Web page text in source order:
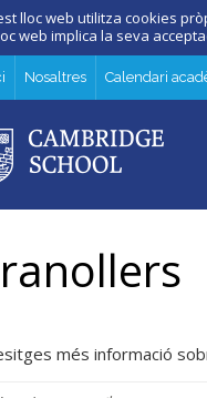
lloc web utilitza cookies
web implica la seva
Nosaltres Calendari
més informació